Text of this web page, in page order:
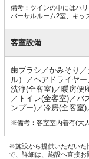
備考：ツインの中にはハ
バーサルルーム2室、キッ
客室設備
歯ブラシ／かみそり
ル）／ヘアドライヤ
洗浄(全客室)／暖房便
／トイレ(全客室)／バ
ンプー)／冷房(全客室
※備考：客室室内着有(大
※施設から提供いただいた
で、詳細は、施設へ直接お